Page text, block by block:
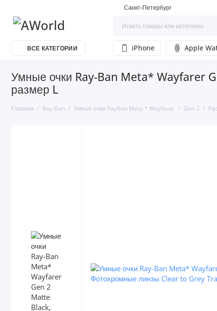
Санкт-Петербург
ВСЕ КАТЕГОРИИ iPhone Apple
Умные очки Ray-Ban Meta* Wayfarer
размер L
Главная Ray-Ban Умные очки RayBan Meta * Wayfarer Gen 2